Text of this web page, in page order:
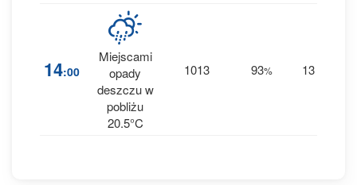
14:00
Miejscami
opady
deszczu w
pobliżu
20.5°C
1013 93% 13